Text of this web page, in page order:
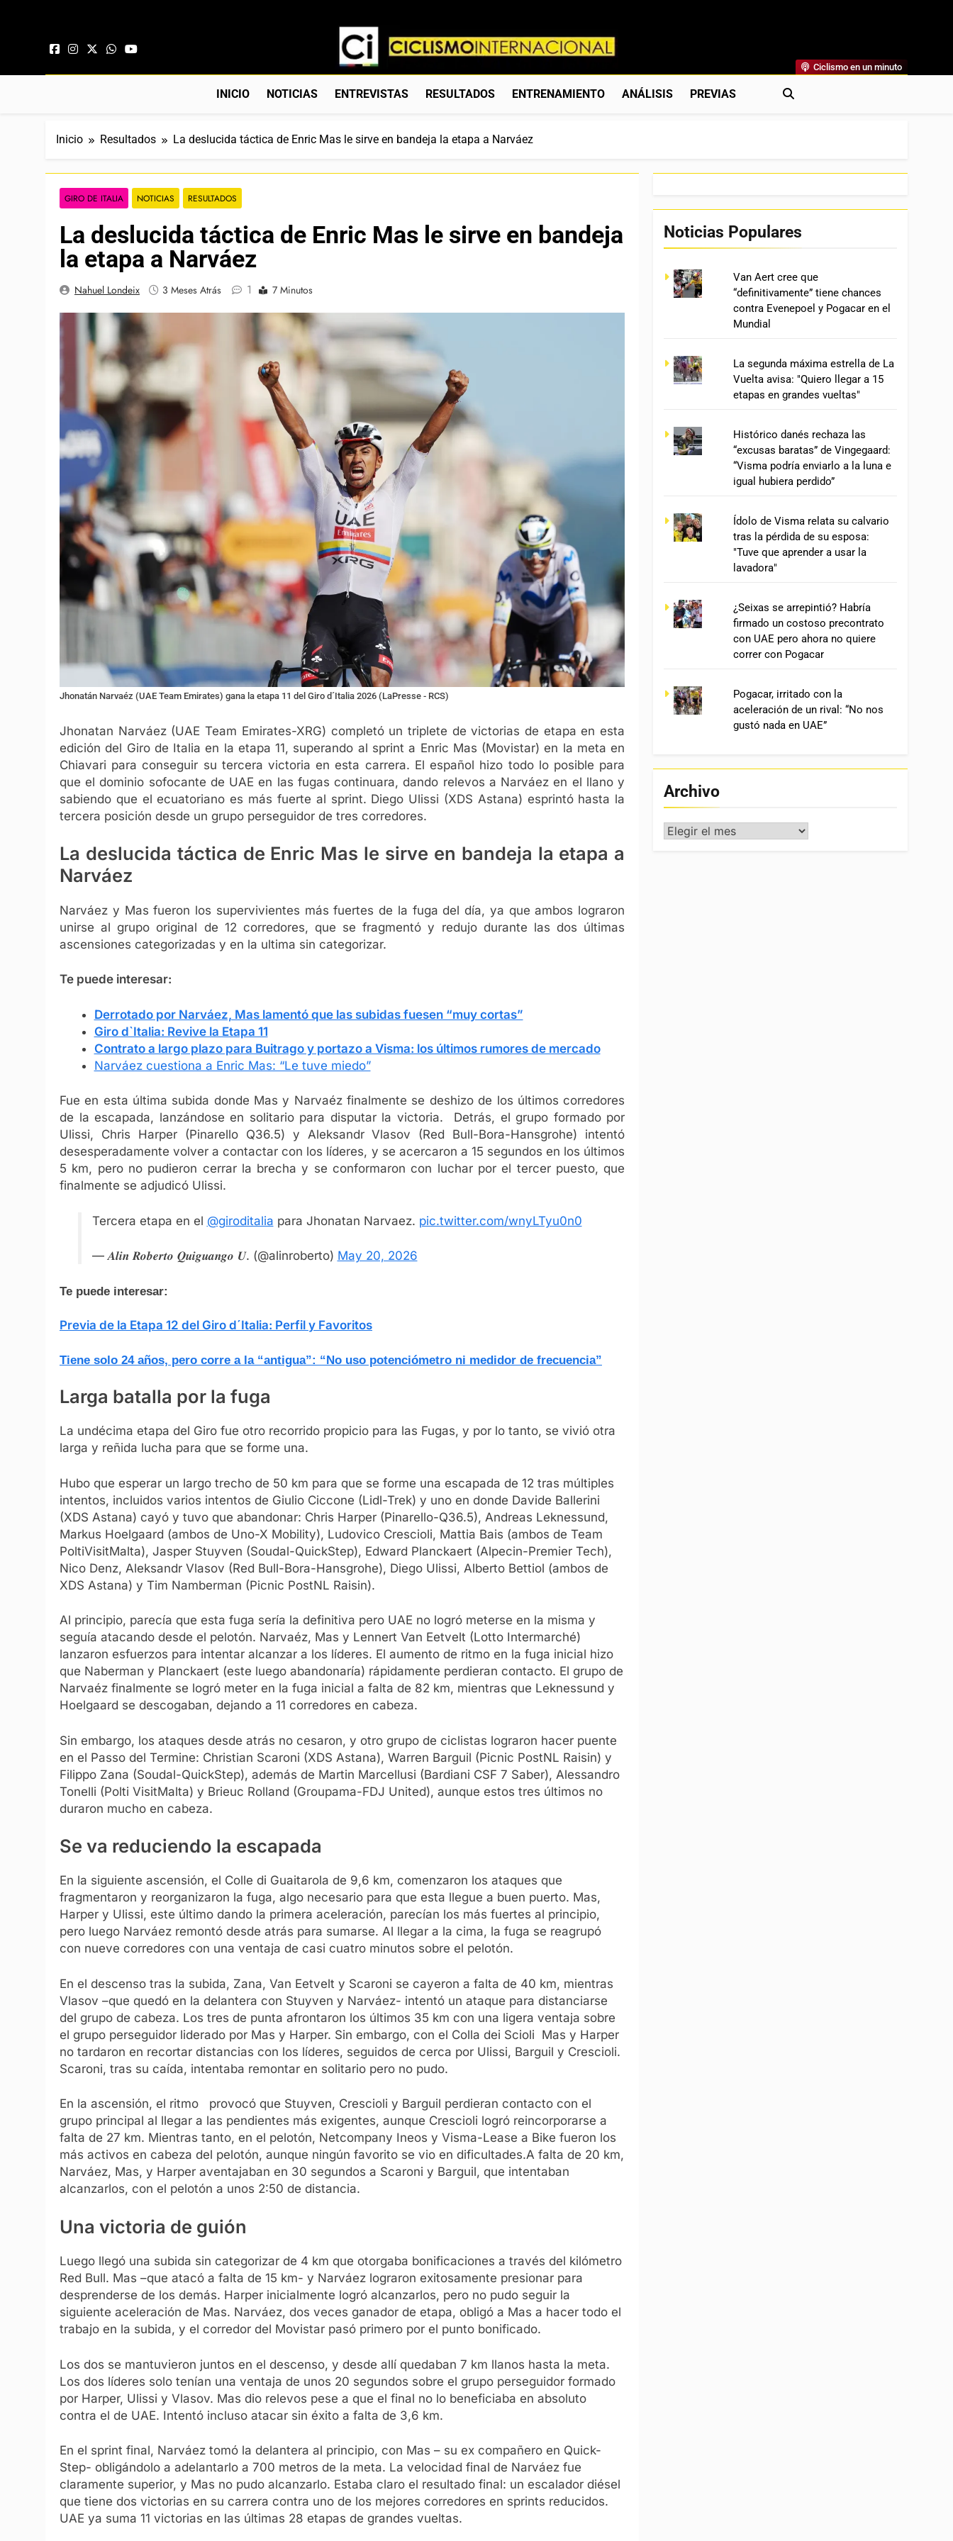
Ciclismo Internacional
Web Dedicada Al Ciclismo Mundial. Entrevistas, Análisis, Crónicas, Previas Y Más. La Web Ciclista De Referencia.
Ciclismo en un minuto
INICIO NOTICIAS ENTREVISTAS RESULTADOS ENTRENAMIENTO ANÁLISIS PREVIAS
Inicio Resultados La deslucida táctica de Enric Mas le sirve en bandeja la etapa a Narváez
GIRO DE ITALIA NOTICIAS RESULTADOS
La deslucida táctica de Enric Mas le sirve en bandeja
la etapa a Narváez
Nahuel Londeix 3 Meses Atrás 1 7 Minutos
Jhonatán Narvaéz (UAE Team Emirates) gana la etapa 11 del Giro d´Italia 2026 (LaPresse - RCS)
Jhonatan Narváez (UAE Team Emirates-XRG) completó un triplete de victorias de etapa en esta
edición del Giro de Italia en la etapa 11, superando al sprint a Enric Mas (Movistar) en la meta en
Chiavari para conseguir su tercera victoria en esta carrera. El español hizo todo lo posible para
que el dominio sofocante de UAE en las fugas continuara, dando relevos a Narváez en el llano y
sabiendo que el ecuatoriano es más fuerte al sprint. Diego Ulissi (XDS Astana) esprintó hasta la
tercera posición desde un grupo perseguidor de tres corredores.
La deslucida táctica de Enric Mas le sirve en bandeja la etapa a
Narváez
Narváez y Mas fueron los supervivientes más fuertes de la fuga del día, ya que ambos lograron
unirse al grupo original de 12 corredores, que se fragmentó y redujo durante las dos últimas
ascensiones categorizadas y en la ultima sin categorizar.
Te puede interesar:
Derrotado por Narváez, Mas lamentó que las subidas fuesen “muy cortas”
Giro d`Italia: Revive la Etapa 11
Contrato a largo plazo para Buitrago y portazo a Visma: los últimos rumores de mercado
Narváez cuestiona a Enric Mas: “Le tuve miedo”
Fue en esta última subida donde Mas y Narvaéz finalmente se deshizo de los últimos corredores
de la escapada, lanzándose en solitario para disputar la victoria. Detrás, el grupo formado por
Ulissi, Chris Harper (Pinarello Q36.5) y Aleksandr Vlasov (Red Bull-Bora-Hansgrohe) intentó
desesperadamente volver a contactar con los líderes, y se acercaron a 15 segundos en los últimos
5 km, pero no pudieron cerrar la brecha y se conformaron con luchar por el tercer puesto, que
finalmente se adjudicó Ulissi.
Tercera etapa en el @giroditalia para Jhonatan Narvaez. pic.twitter.com/wnyLTyu0n0
— 𝑨𝒍𝒊𝒏 𝑹𝒐𝒃𝒆𝒓𝒕𝒐 𝑸𝒖𝒊𝒈𝒖𝒂𝒏𝒈𝒐 𝑼. (@alinroberto) May 20, 2026
Te puede interesar:
Previa de la Etapa 12 del Giro d´Italia: Perfil y Favoritos
Tiene solo 24 años, pero corre a la “antigua”: “No uso potenciómetro ni medidor de frecuencia”
Larga batalla por la fuga
La undécima etapa del Giro fue otro recorrido propicio para las Fugas, y por lo tanto, se vivió otra
larga y reñida lucha para que se forme una.
Hubo que esperar un largo trecho de 50 km para que se forme una escapada de 12 tras múltiples
intentos, incluidos varios intentos de Giulio Ciccone (Lidl-Trek) y uno en donde Davide Ballerini
(XDS Astana) cayó y tuvo que abandonar: Chris Harper (Pinarello-Q36.5), Andreas Leknessund,
Markus Hoelgaard (ambos de Uno-X Mobility), Ludovico Crescioli, Mattia Bais (ambos de Team
PoltiVisitMalta), Jasper Stuyven (Soudal-QuickStep), Edward Planckaert (Alpecin-Premier Tech),
Nico Denz, Aleksandr Vlasov (Red Bull-Bora-Hansgrohe), Diego Ulissi, Alberto Bettiol (ambos de
XDS Astana) y Tim Namberman (Picnic PostNL Raisin).
Al principio, parecía que esta fuga sería la definitiva pero UAE no logró meterse en la misma y
seguía atacando desde el pelotón. Narvaéz, Mas y Lennert Van Eetvelt (Lotto Intermarché)
lanzaron esfuerzos para intentar alcanzar a los líderes. El aumento de ritmo en la fuga inicial hizo
que Naberman y Planckaert (este luego abandonaría) rápidamente perdieran contacto. El grupo de
Narvaéz finalmente se logró meter en la fuga inicial a falta de 82 km, mientras que Leknessund y
Hoelgaard se descogaban, dejando a 11 corredores en cabeza.
Sin embargo, los ataques desde atrás no cesaron, y otro grupo de ciclistas lograron hacer puente
en el Passo del Termine: Christian Scaroni (XDS Astana), Warren Barguil (Picnic PostNL Raisin) y
Filippo Zana (Soudal-QuickStep), además de Martin Marcellusi (Bardiani CSF 7 Saber), Alessandro
Tonelli (Polti VisitMalta) y Brieuc Rolland (Groupama-FDJ United), aunque estos tres últimos no
duraron mucho en cabeza.
Se va reduciendo la escapada
En la siguiente ascensión, el Colle di Guaitarola de 9,6 km, comenzaron los ataques que
fragmentaron y reorganizaron la fuga, algo necesario para que esta llegue a buen puerto. Mas,
Harper y Ulissi, este último dando la primera aceleración, parecían los más fuertes al principio,
pero luego Narváez remontó desde atrás para sumarse. Al llegar a la cima, la fuga se reagrupó
con nueve corredores con una ventaja de casi cuatro minutos sobre el pelotón.
En el descenso tras la subida, Zana, Van Eetvelt y Scaroni se cayeron a falta de 40 km, mientras
Vlasov –que quedó en la delantera con Stuyven y Narváez- intentó un ataque para distanciarse
del grupo de cabeza. Los tres de punta afrontaron los últimos 35 km con una ligera ventaja sobre
el grupo perseguidor liderado por Mas y Harper. Sin embargo, con el Colla dei Scioli Mas y Harper
no tardaron en recortar distancias con los líderes, seguidos de cerca por Ulissi, Barguil y Crescioli.
Scaroni, tras su caída, intentaba remontar en solitario pero no pudo.
En la ascensión, el ritmo provocó que Stuyven, Crescioli y Barguil perdieran contacto con el
grupo principal al llegar a las pendientes más exigentes, aunque Crescioli logró reincorporarse a
falta de 27 km. Mientras tanto, en el pelotón, Netcompany Ineos y Visma-Lease a Bike fueron los
más activos en cabeza del pelotón, aunque ningún favorito se vio en dificultades.A falta de 20 km,
Narváez, Mas, y Harper aventajaban en 30 segundos a Scaroni y Barguil, que intentaban
alcanzarlos, con el pelotón a unos 2:50 de distancia.
Una victoria de guión
Luego llegó una subida sin categorizar de 4 km que otorgaba bonificaciones a través del kilómetro
Red Bull. Mas –que atacó a falta de 15 km- y Narváez lograron exitosamente presionar para
desprenderse de los demás. Harper inicialmente logró alcanzarlos, pero no pudo seguir la
siguiente aceleración de Mas. Narváez, dos veces ganador de etapa, obligó a Mas a hacer todo el
trabajo en la subida, y el corredor del Movistar pasó primero por el punto bonificado.
Los dos se mantuvieron juntos en el descenso, y desde allí quedaban 7 km llanos hasta la meta.
Los dos líderes solo tenían una ventaja de unos 20 segundos sobre el grupo perseguidor formado
por Harper, Ulissi y Vlasov. Mas dio relevos pese a que el final no lo beneficiaba en absoluto
contra el de UAE. Intentó incluso atacar sin éxito a falta de 3,6 km.
En el sprint final, Narváez tomó la delantera al principio, con Mas – su ex compañero en Quick-
Step- obligándolo a adelantarlo a 700 metros de la meta. La velocidad final de Narváez fue
claramente superior, y Mas no pudo alcanzarlo. Estaba claro el resultado final: un escalador diésel
que tiene dos victorias en su carrera contra uno de los mejores corredores en sprints reducidos.
UAE ya suma 11 victorias en las últimas 28 etapas de grandes vueltas.
Noticias Populares
Van Aert cree que
“definitivamente” tiene chances
contra Evenepoel y Pogacar en el
Mundial
La segunda máxima estrella de La
Vuelta avisa: "Quiero llegar a 15
etapas en grandes vueltas"
Histórico danés rechaza las
“excusas baratas” de Vingegaard:
“Visma podría enviarlo a la luna e
igual hubiera perdido”
Ídolo de Visma relata su calvario
tras la pérdida de su esposa:
"Tuve que aprender a usar la
lavadora"
¿Seixas se arrepintió? Habría
firmado un costoso precontrato
con UAE pero ahora no quiere
correr con Pogacar
Pogacar, irritado con la
aceleración de un rival: “No nos
gustó nada en UAE”
Archivo
Archivo